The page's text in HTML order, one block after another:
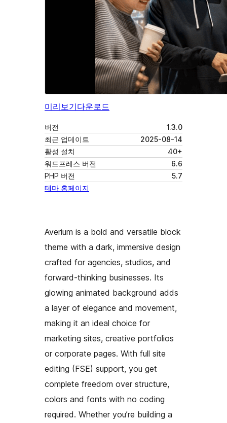
미리보기다운로드
버전
1.3.0
최근 업데이트
2025-08-14
활성 설치
40+
워드프레스 버전
6.6
PHP 버전
5.7
테마 홈페이지
Averium is a bold and versatile block
theme with a dark, immersive design
crafted for agencies, studios, and
forward-thinking businesses. Its
glowing animated background adds
a layer of elegance and movement,
making it an ideal choice for
marketing sites, creative portfolios
or corporate pages. With full site
editing (FSE) support, you get
complete freedom over structure,
colors and fonts with no coding
required. Whether you’re building a